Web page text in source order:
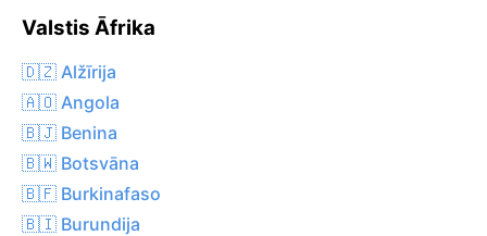
Valstis Āfrika
🇩🇿 Alžīrija
🇦🇴 Angola
🇧🇯 Benina
🇧🇼 Botsvāna
🇧🇫 Burkinafaso
🇧🇮 Burundija